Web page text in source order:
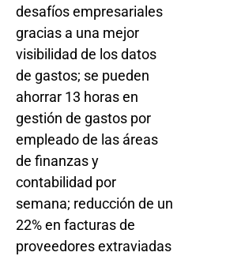
desafíos empresariales
gracias a una mejor
visibilidad de los datos
de gastos; se pueden
ahorrar 13 horas en
gestión de gastos por
empleado de las áreas
de finanzas y
contabilidad por
semana; reducción de un
22% en facturas de
proveedores extraviadas